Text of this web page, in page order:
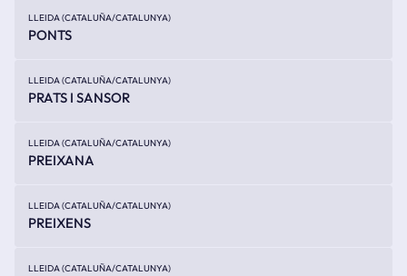
LLEIDA (CATALUÑA/CATALUNYA)
PONTS
LLEIDA (CATALUÑA/CATALUNYA)
PRATS I SANSOR
LLEIDA (CATALUÑA/CATALUNYA)
PREIXANA
LLEIDA (CATALUÑA/CATALUNYA)
PREIXENS
LLEIDA (CATALUÑA/CATALUNYA)